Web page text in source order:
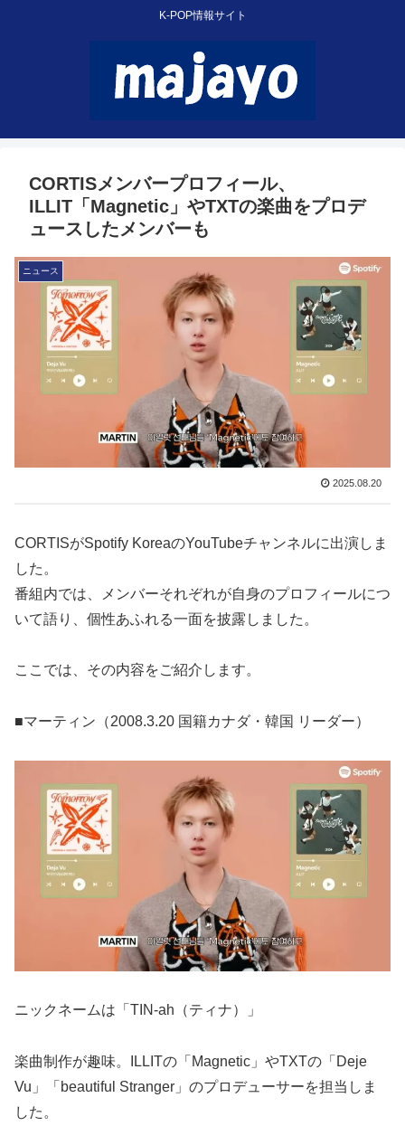
K-POP情報サイト
CORTISメンバープロフィール、
ILLIT「Magnetic」やTXTの楽曲をプロデ
ュースしたメンバーも
ニュース
2025.08.20
CORTISがSpotify KoreaのYouTubeチャンネルに出演しま
した。
番組内では、メンバーそれぞれが自身のプロフィールにつ
いて語り、個性あふれる一面を披露しました。
ここでは、その内容をご紹介します。
■マーティン（2008.3.20 国籍カナダ・韓国 リーダー）
ニックネームは「TIN-ah（ティナ）」
楽曲制作が趣味。ILLITの「Magnetic」やTXTの「Deje
Vu」「beautiful Stranger」のプロデューサーを担当しま
した。